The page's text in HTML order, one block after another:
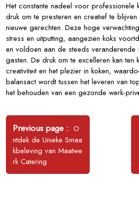
Het constante nadeel voor professionele
druk om te presteren en creatief te
nieuwe gerechten. Deze hoge
stress en uitputting, aangezien koks
en voldoen aan de steeds veranderende
gasten. De druk om te excelleren kan ten
creativiteit en het plezier in koken,
balansact wordt tussen het leveren van
het behouden van een gezonde werk-
Bericht
navigatie
Previous page
Older
Posts
O
ntdek de Unieke Smaa
kbeleving van Maatwe
rk Catering